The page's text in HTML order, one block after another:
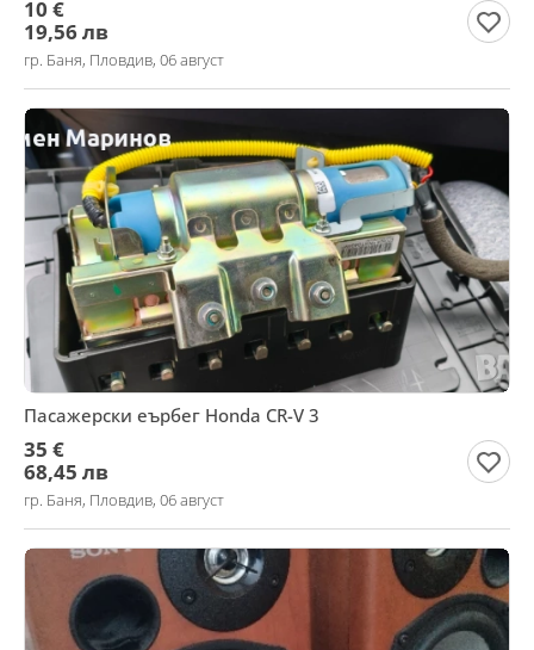
10 €
19,56 лв
гр. Баня, Пловдив, 06 август
Пасажерски еърбег Honda CR-V 3
35 €
68,45 лв
гр. Баня, Пловдив, 06 август